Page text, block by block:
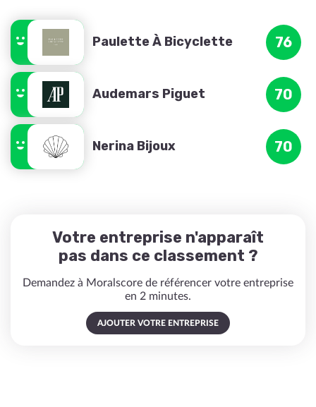
Paulette À Bicyclette 76
Audemars Piguet 70
Nerina Bijoux 70
Votre entreprise n'apparaît
pas dans ce classement ?
Demandez à Moralscore de référencer votre entreprise
en 2 minutes.
AJOUTER VOTRE ENTREPRISE